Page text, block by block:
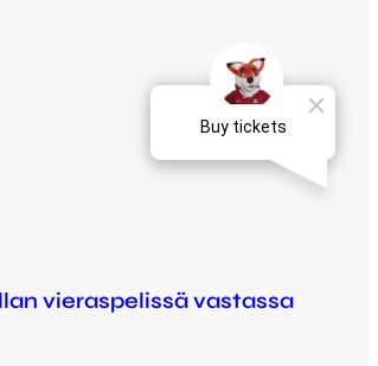
vieraspelissä vastassa